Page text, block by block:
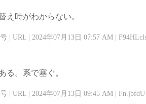
え時がわからない。
号 | URL | 2024年07月13日 07:57 AM |
る。系で塞ぐ。
号 | URL | 2024年07月13日 09:45 AM |